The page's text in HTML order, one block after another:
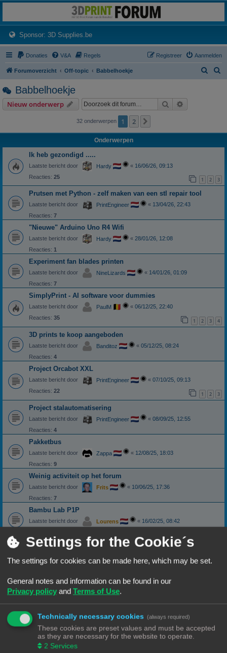
Het 3D print forum van de Benelux na de sluiting van 3dprintforum.nl
Sponsor: 3D Supplies.be(Opens a new tab)
Donaties V&A Regels Aanmelden
Registreer
Forumoverzicht Off-topic Babbelhoekje
Babbelhoekje
Nieuw onderwerp Zoek
32 onderwerpen 1 2
Onderwerpen
Ik heb gezondigd .....
Laatste bericht door Hardy « 16/06/26, 09:13
Reacties: 25 1 2 3
Prutsen met Python - zelf maken van een stl repair tool
Laatste bericht door PrintEngineer « 13/04/26, 22:43
Reacties: 7
"Nieuwe" Arduino Uno R4 Wifi
Laatste bericht door Hardy « 28/01/26, 12:08
Reacties: 1
Experiment fan blades printen
Laatste bericht door NineLizards « 14/01/26, 01:09
Reacties: 7
SimplyPrint - AI software voor dummies
Laatste bericht door PaulM « 06/12/25, 22:40
Reacties: 35 1 2 3 4
3D prints te koop aangeboden
Laatste bericht door Banditoz « 05/12/25, 08:24
Reacties: 4
Project Orcabot XXL
Laatste bericht door PrintEngineer « 07/10/25, 09:13
Reacties: 22 1 2 3
Project stalautomatisering
Laatste bericht door PrintEngineer « 08/09/25, 12:55
Reacties: 4
Pakketbus
Laatste bericht door Zappa « 12/08/25, 18:03
Reacties: 9
Weinig activiteit op het forum
Laatste bericht door Frits « 10/06/25, 17:36
Reacties: 7
Bambu Lab P1P
Laatste bericht door Lourens « 16/02/25, 08:42
Wat heb je nu weer gekocht? - vroeg ze nog
Reacties:
Duurste Anet A6 ooit gezien
Laatste bericht door PrintEngineer
Kerst lampjes gaan stuk
Laatste bericht door
Reacties:8
Project scorebord
Settings for the Cookie´s
The settings for cookies can be made here, which may be set.
General notes and information can be found in our
Privacy policy and Terms of Use.
Technically necessary cookies (always required)
These cookies are preset values and must be accepted
as they are necessary for the website to operate.
2 Services